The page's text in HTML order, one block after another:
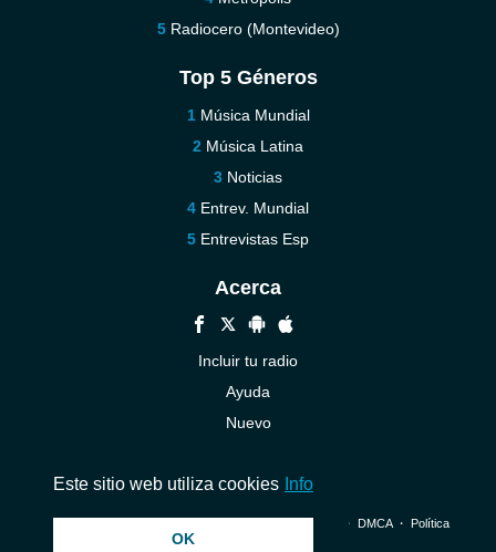
Radiocero (Montevideo)
Top 5 Géneros
Música Mundial
Música Latina
Noticias
Entrev. Mundial
Entrevistas Esp
Acerca
Incluir tu radio
Ayuda
Nuevo
© 2026 InstantAudio. Reservados todos los derechos. ・ DMCA・ Política
Este sitio web utiliza cookies Info
OK